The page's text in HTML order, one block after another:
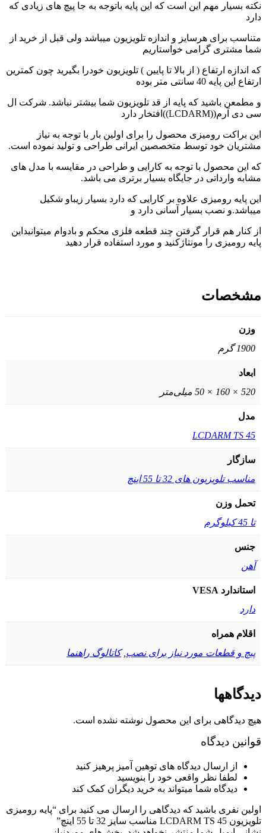
نکته بسیار مهم این است که این پایه باتوجه به جا پیچ های زیادی که
دارد
متناسب برای هرسایز و اندازه تلویزیون میباشد ولی قبل از خرید از
شما مشتری گرامی خواستاریم
که اندازه ارتفاع ( از بالا تا پایین ) تلویزیون خودرا بگیرید چون کمترین
ارتفاع این پایه 40 سانتی متر بوده
و مطمعن باشید که پایه از قد تلویزیون شما بیشتر نباشد. شرکت ال
سی دی آرم((LCDARM))افتخار دارد
این براکت رومیزی محصول را برای اولین بار با توجه به نیاز
مشتریان خود توسط متخصصین ایرانی طراحی و تولید نموده است.
که این محصول با توجه به کارایی و طراحی در مقایسه با مدل های
مشابه وارداتی در جایگاه بسیار برتری می باشد.
این پایه رومیزی علاوه بر کارایی که دارد بسیار زیباو شکیل
میباشد.و نصب بسیار آسانی دارد و
از کنار هم قرار گرفتن چند قطعه فلزی محکم و بادوام میتوانیداین
پایه رومیزی را مونتاژکنید و مورد استفاده قرار دهید
مشخصات
وزن
1900 گرم
ابعاد
520 × 160 × 50 میلی‌متر
مدل
LCDARM TS 45
سازگار
مناسب تلویزیون های 32 تا 55 اینچ
تحمل وزن
تا 45 کیلوگرم
جنس
آهن
استاندارد VESA
دارد
اقلام همراه
پیچ و قطعات مورد نیاز برای نصب ,کاتالوگ راهنما
دیدگاهها
هیچ دیدگاهی برای این محصول نوشته نشده است.
قوانین دیدگاه
از ارسال دیدگاه های توهین آمیز پرهیز کنید
لطفا نظر واقعی خود را بنویسید
دیدگاه شما میتواند به خرید دیگران کمک کند
اولین نفری باشید که دیدگاهی را ارسال می کنید برای “پایه رومیزی
تلویزیون LCDARM TS 45 مناسب سایز 32 تا 55 اینچ”